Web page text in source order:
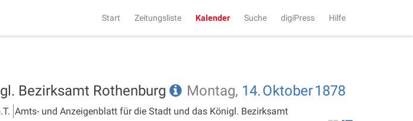
Start Zeitungsliste Kalender Suche digiPress Hilfe
Bezirksamt Rothenburg Montag, 14.Oktober1878
Amts- und Anzeigenblatt für die Stadt und das Königl. Bezirksamt